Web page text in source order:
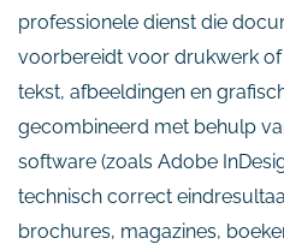
professionele dienst die
voorbereidt voor drukwerk
tekst, afbeeldingen en
gecombineerd met behulp
software (zoals Adobe
technisch correct
brochures, magazines,